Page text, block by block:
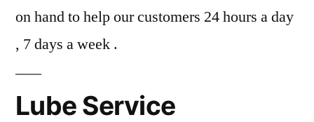
on hand to help our customers 24 hours a day
, 7 days a week .
Lube Service